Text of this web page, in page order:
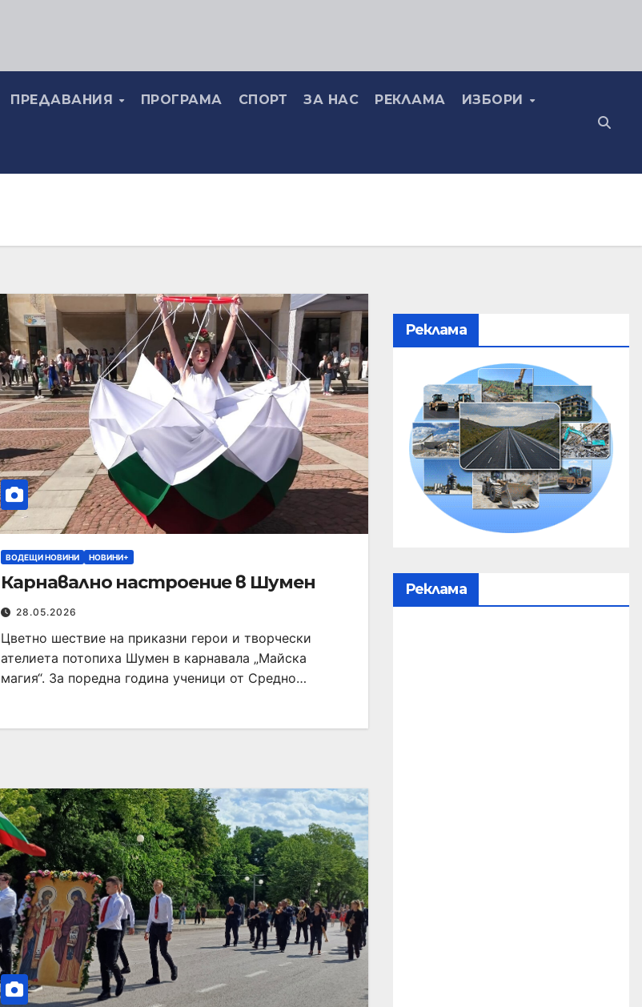
ПРЕДАВАНИЯ ПРОГРАМА СПОРТ ЗА НАС РЕКЛАМА ИЗБОРИ
ВОДЕЩИ НОВИНИ НОВИНИ+
Карнавално настроение в Шумен
28.05.2026
Цветно шествие на приказни герои и творчески
ателиета потопиха Шумен в карнавала „Майска
магия“. За поредна година ученици от Средно…
Реклама
Реклама